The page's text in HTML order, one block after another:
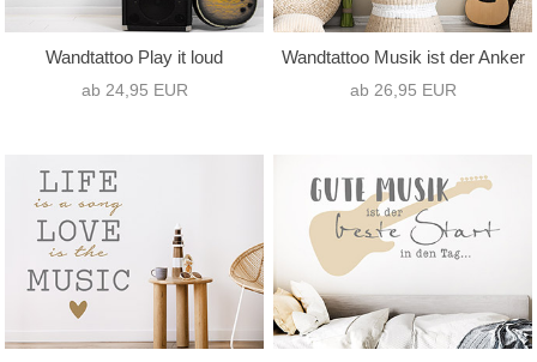
Wandtattoo Play it loud
ab 24,95 EUR
Wandtattoo Musik ist der Anker
ab 26,95 EUR